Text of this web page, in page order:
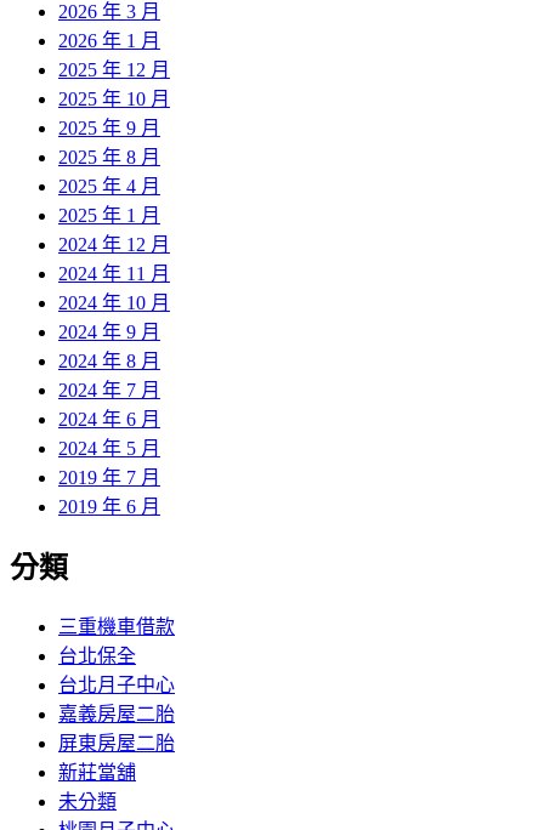
2026 年 3 月
2026 年 1 月
2025 年 12 月
2025 年 10 月
2025 年 9 月
2025 年 8 月
2025 年 4 月
2025 年 1 月
2024 年 12 月
2024 年 11 月
2024 年 10 月
2024 年 9 月
2024 年 8 月
2024 年 7 月
2024 年 6 月
2024 年 5 月
2019 年 7 月
2019 年 6 月
分類
三重機車借款
台北保全
台北月子中心
嘉義房屋二胎
屏東房屋二胎
新莊當舖
未分類